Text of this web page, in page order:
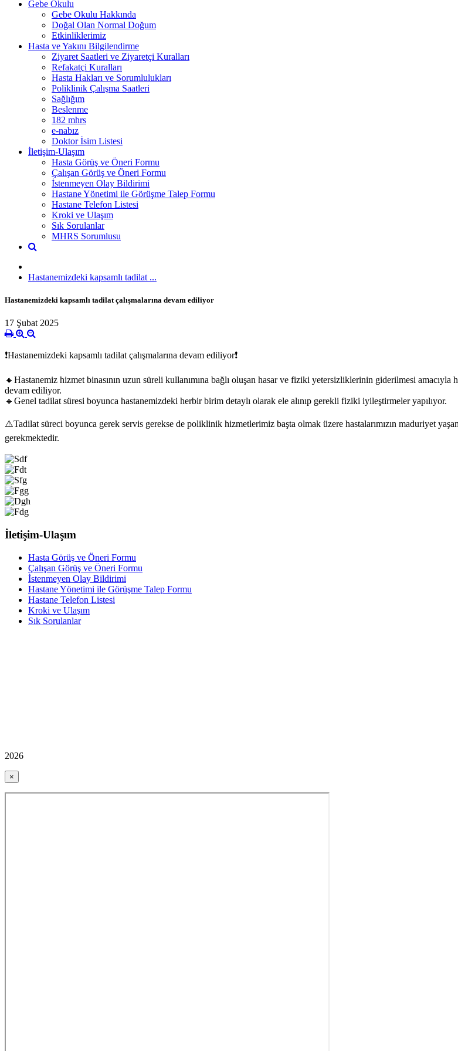
Gebe Okulu
Gebe Okulu Hakkında
Doğal Olan Normal Doğum
Etkinliklerimiz
Hasta ve Yakını Bilgilendirme
Ziyaret Saatleri ve Ziyaretçi Kuralları
Refakatçi Kuralları
Hasta Hakları ve Sorumlulukları
Poliklinik Çalışma Saatleri
Sağlığım
Beslenme
182 mhrs
e-nabız
Doktor İsim Listesi
İletişim-Ulaşım
Hasta Görüş ve Öneri Formu
Çalışan Görüş ve Öneri Formu
İstenmeyen Olay Bildirimi
Hastane Yönetimi ile Görüşme Talep Formu
Hastane Telefon Listesi
Kroki ve Ulaşım
Sık Sorulanlar
MHRS Sorumlusu
Hastanemizdeki kapsamlı tadilat ...
Hastanemizdeki kapsamlı tadilat çalışmalarına devam ediliyor
17 Şubat 2025
❗️Hastanemizdeki kapsamlı tadilat çalışmalarına devam ediliyor❗️
🔸Hastanemiz hizmet binasının uzun süreli kullanımına bağlı oluşan hasar ve fiziki yetersizliklerinin giderilmesi amacıyla
devam ediliyor.
🔹Genel tadilat süresi boyunca hastanemizdeki herbir birim detaylı olarak ele alınıp gerekli fiziki iyileştirmeler yapılıyor.
⚠️Tadilat süreci boyunca gerek servis gerekse de poliklinik hizmetlerimiz başta olmak üzere hastalarımızın maduriyet
gerekmektedir.
İletişim-Ulaşım
Hasta Görüş ve Öneri Formu
Çalışan Görüş ve Öneri Formu
İstenmeyen Olay Bildirimi
Hastane Yönetimi ile Görüşme Talep Formu
Hastane Telefon Listesi
Kroki ve Ulaşım
Sık Sorulanlar
2026
×